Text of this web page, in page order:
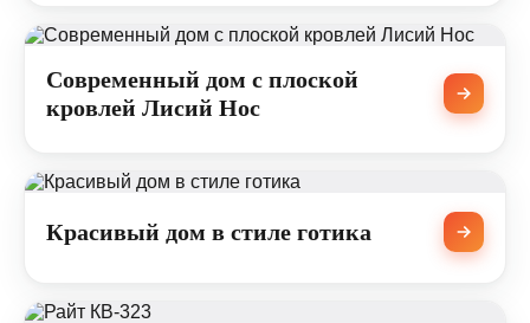
Современный дом с плоской
кровлей Лисий Нос
Красивый дом в стиле готика